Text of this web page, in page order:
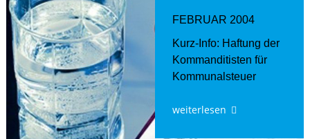
FEBRUAR 2004
Kurz-Info: Haftung der
Kommanditisten für
Kommunalsteuer
weiterlesen